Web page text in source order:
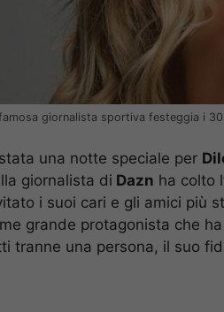
giornalista sportiva festeggia i
stata una notte speciale per
giornalista di Dazn ha colto
i suoi cari e gli amici più
grande protagonista che
tranne una persona, il suo